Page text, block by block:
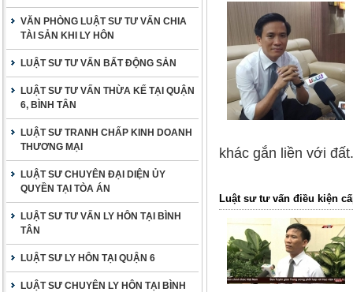
VĂN PHÒNG LUẬT SƯ TƯ VẤN CHIA
TÀI SẢN KHI LY HÔN
LUẬT SƯ TƯ VẤN BẤT ĐỘNG SẢN
LUẬT SƯ TƯ VẤN THỪA KẾ TẠI QUẬN
6, BÌNH TÂN
LUẬT SƯ TRANH CHẤP KINH DOANH
THƯƠNG MẠI
LUẬT SƯ CHUYÊN ĐẠI DIỆN ỦY
QUYỀN TẠI TÒA ÁN
LUẬT SƯ TƯ VẤN LY HÔN TẠI BÌNH
TÂN
LUẬT SƯ LY HÔN TẠI QUẬN 6
LUẬT SƯ CHUYÊN LY HÔN TẠI BÌNH
khác gắn liền với
Luật sư tư vấn điều kiện